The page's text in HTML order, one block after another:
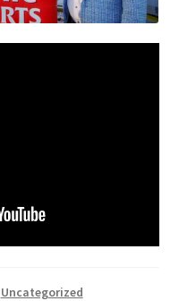
Uncategorized